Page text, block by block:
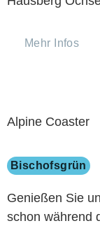
Mehr Infos
Alpine Coaster
Bischofsgrün
Genießen Sie
schon während